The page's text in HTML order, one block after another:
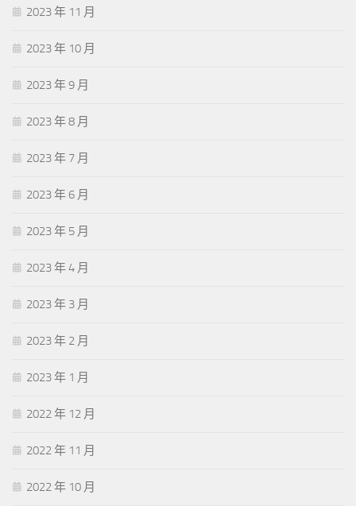
2023 年 11 月
2023 年 10 月
2023 年 9 月
2023 年 8 月
2023 年 7 月
2023 年 6 月
2023 年 5 月
2023 年 4 月
2023 年 3 月
2023 年 2 月
2023 年 1 月
2022 年 12 月
2022 年 11 月
2022 年 10 月